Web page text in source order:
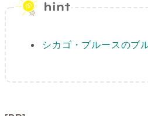
シカゴ・ブルースのブ